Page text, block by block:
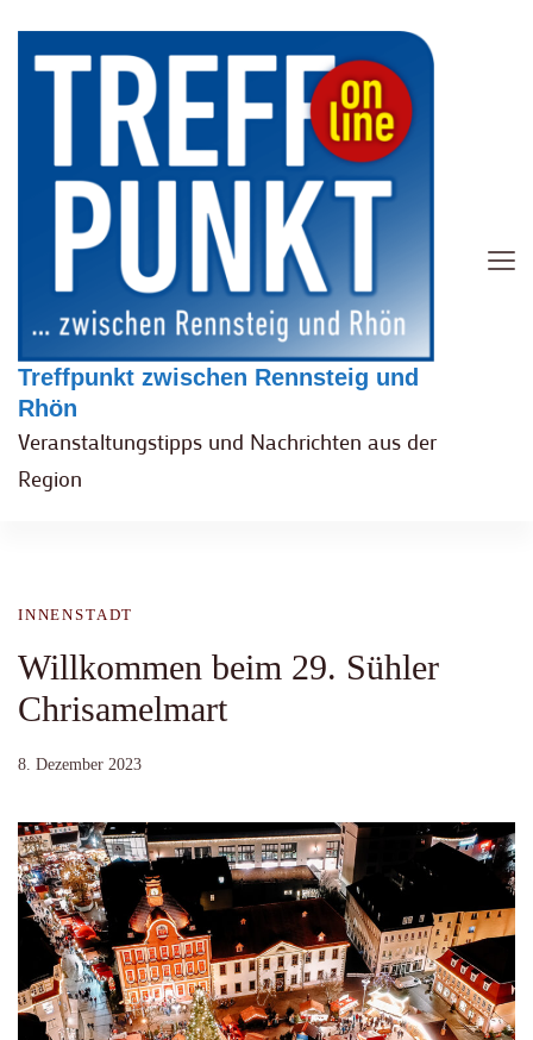
Treffpunkt zwischen Rennsteig und
Rhön
Veranstaltungstipps und Nachrichten aus der
Region
INNENSTADT
Willkommen beim 29. Sühler
Chrisamelmart
8. Dezember 2023